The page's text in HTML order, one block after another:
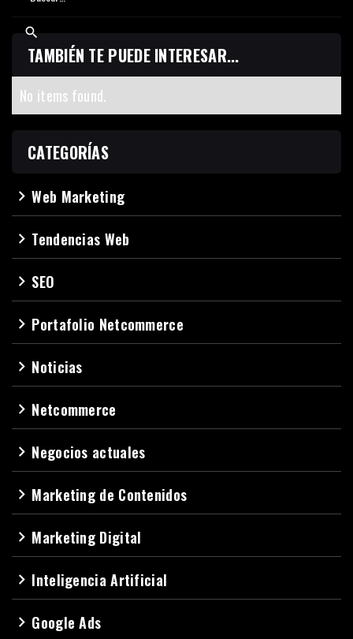
TAMBIÉN TE PUEDE INTERESAR...
No items found.
CATEGORÍAS
navigate_nextWeb Marketing
navigate_next Tendencias Web
navigate_next SEO
navigate_next Portafolio Netcommerce
navigate_next Noticias
navigate_next Netcommerce
navigate_next Negocios actuales
navigate_next Marketing de Contenidos
navigate_next Marketing Digital
navigate_next Inteligencia Artificial
navigate_next Google Ads